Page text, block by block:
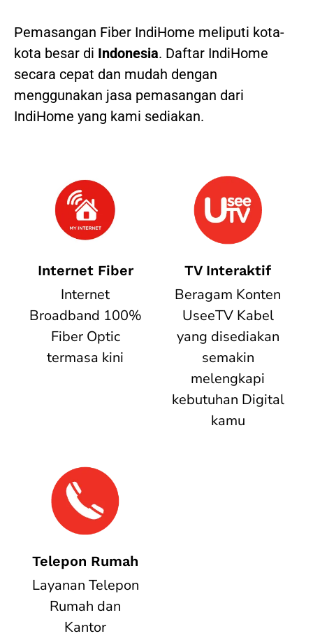
Pemasangan Fiber IndiHome meliputi kota-
kota besar di Indonesia. Daftar IndiHome
secara cepat dan mudah dengan
menggunakan jasa pemasangan dari
IndiHome yang kami sediakan.
Internet Fiber
Internet
Broadband 100%
Fiber Optic
termasa kini
TV Interaktif
Beragam Konten
UseeTV Kabel
yang disediakan
semakin
melengkapi
kebutuhan Digital
kamu
Telepon Rumah
Layanan Telepon
Rumah dan
Kantor